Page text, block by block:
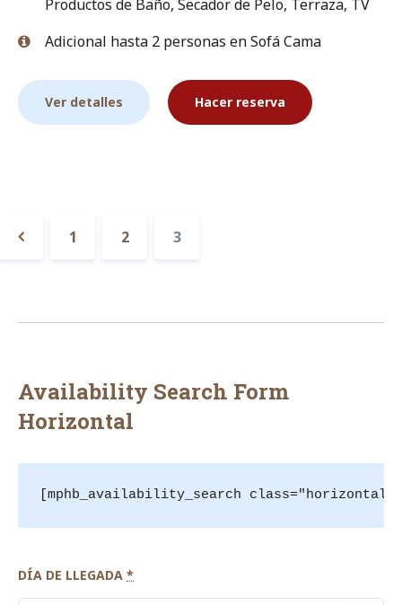
Productos de Baño, Secador de Pelo, Terraza, TV
Adicional hasta 2 personas en Sofá Cama
Ver detalles Hacer reserva
1 2 3
Availability Search Form
Horizontal
[mphb_availability_search class="horizontal"]
DÍA DE LLEGADA *